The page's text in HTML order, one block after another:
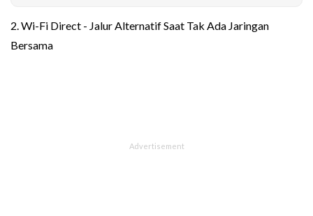
2. Wi-Fi Direct - Jalur Alternatif Saat Tak Ada Jaringan
Bersama